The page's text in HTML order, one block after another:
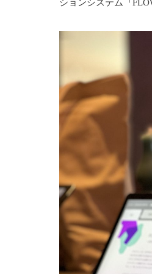
ションシステム『